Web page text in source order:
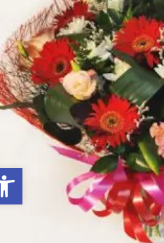
פתח